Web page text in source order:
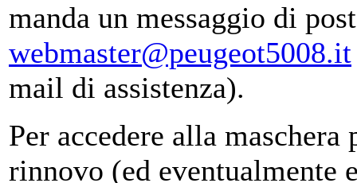
manda un messaggio di
webmaster@peugeot5008.it
mail di assistenza).
Per accedere alla
rinnovo (ed eventualmente